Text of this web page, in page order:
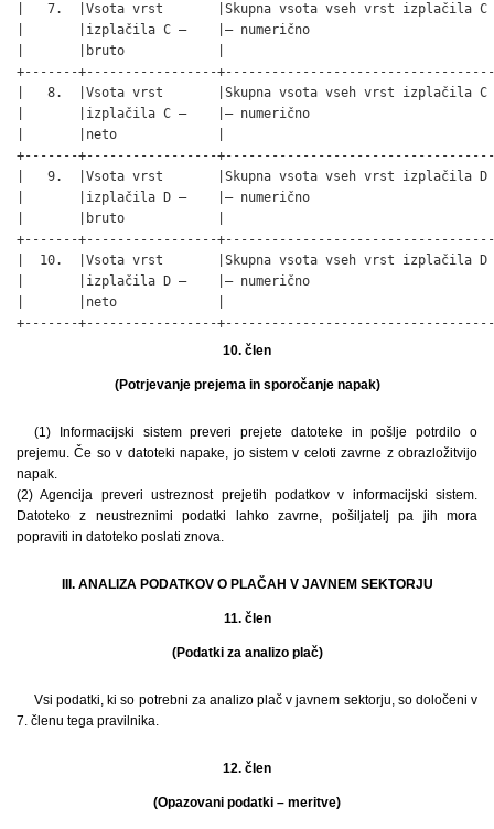
|   7.  |Vsota vrst       |Skupna vsota vseh vrst izplačila
|       |izplačila C –    |– numerično
|       |bruto            |
+-------+-----------------
|   8.  |Vsota vrst       |Skupna vsota vseh vrst izplačila
|       |izplačila C –    |– numerično
|       |neto             |
+-------+-----------------
|   9.  |Vsota vrst       |Skupna vsota vseh vrst izplačila
|       |izplačila D –    |– numerično
|       |bruto            |
+-------+-----------------
|  10.  |Vsota vrst       |Skupna vsota vseh vrst izplačila
|       |izplačila D –    |– numerično
|       |neto             |
+-------+-----------------
10. člen
(Potrjevanje prejema in sporočanje napak)
(1) Informacijski sistem preveri prejete datoteke in pošlje potrdilo o
prejemu. Če so v datoteki napake, jo sistem v celoti zavrne z obrazložitvijo
napak.
(2) Agencija preveri ustreznost prejetih podatkov v informacijski sistem.
Datoteko z neustreznimi podatki lahko zavrne, pošiljatelj pa jih mora
popraviti in datoteko poslati znova.
III. ANALIZA PODATKOV O PLAČAH V JAVNEM SEKTORJU
11. člen
(Podatki za analizo plač)
Vsi podatki, ki so potrebni za analizo plač v javnem sektorju, so določeni v
7. členu tega pravilnika.
12. člen
(Opazovani podatki – meritve)